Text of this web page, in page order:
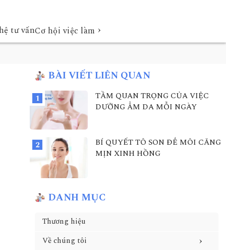
tư vấnCơ hội việc làm ›
BÀI VIẾT LIÊN QUAN
TẦM QUAN TRỌNG CỦA VIỆC
DƯỠNG ẨM DA MỖI NGÀY
BÍ QUYẾT TÔ SON ĐỂ MÔI CĂNG
MỊN XINH HỒNG
DANH MỤC
Thương hiệu
Về chúng tôi
›